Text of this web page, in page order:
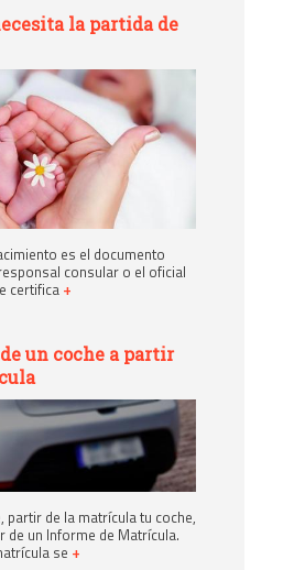
la partida de
es el documento
consular o el oficial
certifica+
un coche a partir
partir de la matrícula tu coche,
de un Informe de Matrícula.
se +